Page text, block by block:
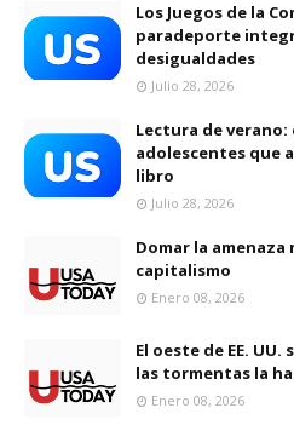
Los Juegos de la
paradeporte
desigualdades
Julio 28, 2026
Lectura de
adolescentes que
libro
Julio 28, 2026
Domar la
capitalismo
Enero 08, 2026
El oeste de EE.
las tormentas la
Enero 08, 2026